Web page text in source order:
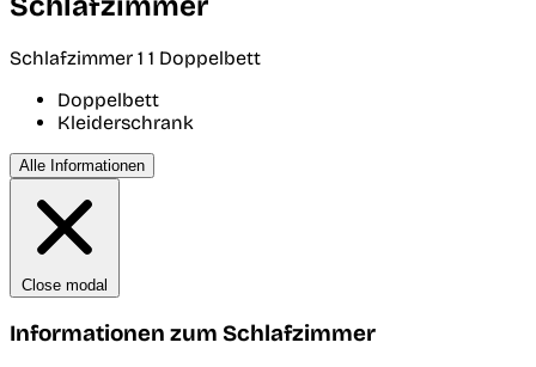
Schlafzimmer 1 1 Doppelbett
Doppelbett
Kleiderschrank
Alle Informationen
Close modal
Informationen zum Schlafzimmer